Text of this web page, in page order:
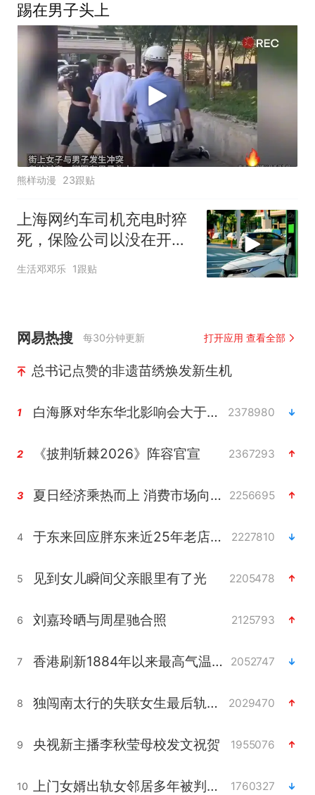
踢在男子头上
熊样动漫 23跟贴
上海网约车司机充电时猝
死，保险公司以没在开车
拒赔，法院判了
生活邓邓乐 1跟贴
网易热搜 每30分钟更新 打开应用 查看全部
总书记点赞的非遗苗绣焕发新生机
1 白海豚对华东华北影响会大于巴威 2378980
2 《披荆斩棘2026》阵容官宣 2367293
3 夏日经济乘热而上 消费市场向新而行 2256695
4 于东来回应胖东来近25年老店年底关闭 2227810
5 见到女儿瞬间父亲眼里有了光 2205478
6 刘嘉玲晒与周星驰合照 2125793
7 香港刷新1884年以来最高气温纪录 2052747
8 独闯南太行的失联女生最后轨迹已确认 2029470
9 央视新主播李秋莹母校发文祝贺 1955076
10 上门女婿出轨女邻居多年被判重婚罪 1760327